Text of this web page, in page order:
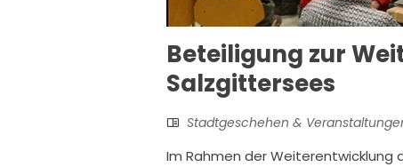
Beteiligung zur
Salzgittersees
Stadtgeschehen &
Im Rahmen der Weiterentwicklung